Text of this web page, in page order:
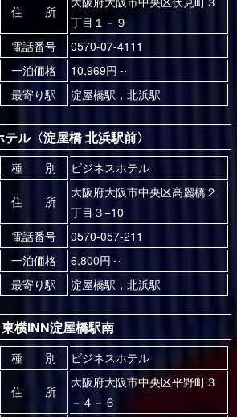
住 所
丁目１－９
電話番号
0570-07-4111
一泊価格
10,969円～
最寄り駅
淀屋橋駅，北浜駅
テル〈淀屋橋 北浜駅前〉
種 別 ビジネスホテル
住 所
大阪府大阪市中央区高麗橋２
丁目３−10
電話番号
0570-057-211
一泊価格
6,800円～
最寄り駅
淀屋橋駅，北浜駅
東横INN淀屋橋駅南
種 別 ビジネスホテル
住 所
大阪府大阪市中央区平野町３
－４－６